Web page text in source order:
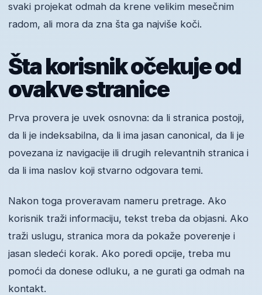
svaki projekat odmah da krene velikim mesečnim
radom, ali mora da zna šta ga najviše koči.
Šta korisnik očekuje od
ovakve stranice
Prva provera je uvek osnovna: da li stranica postoji,
da li je indeksabilna, da li ima jasan canonical, da li je
povezana iz navigacije ili drugih relevantnih stranica i
da li ima naslov koji stvarno odgovara temi.
Nakon toga proveravam nameru pretrage. Ako
korisnik traži informaciju, tekst treba da objasni. Ako
traži uslugu, stranica mora da pokaže poverenje i
jasan sledeći korak. Ako poredi opcije, treba mu
pomoći da donese odluku, a ne gurati ga odmah na
kontakt.